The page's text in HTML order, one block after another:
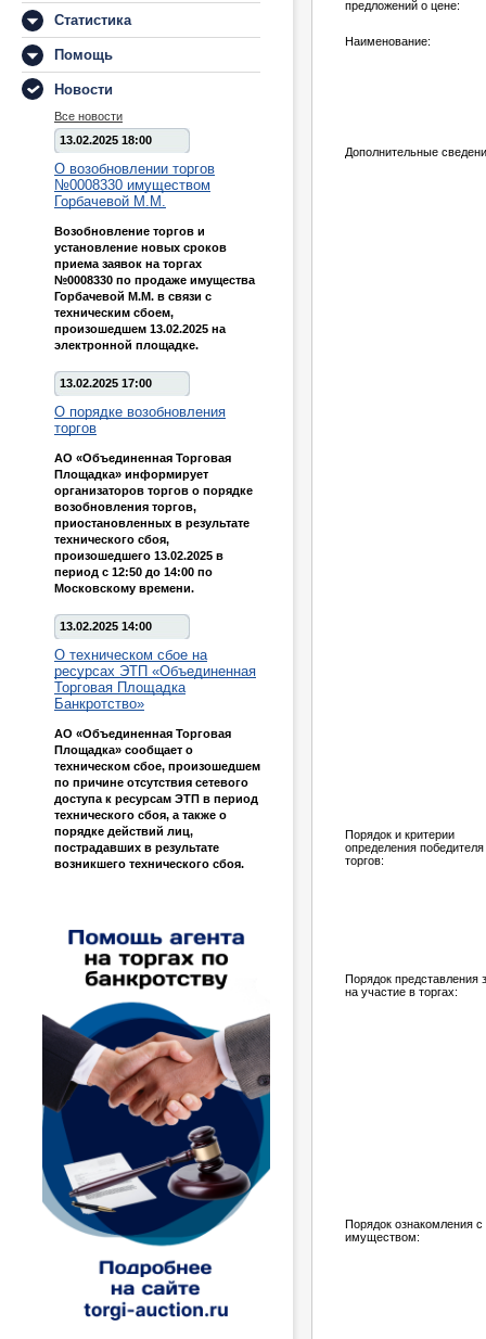
Статистика
Помощь
Новости
Все новости
13.02.2025 18:00
О возобновлении торгов
№0008330 имуществом
Горбачевой М.М.
Возобновление торгов и
установление новых сроков
приема заявок на торгах
№0008330 по продаже имущества
Горбачевой М.М. в связи с
техническим сбоем,
произошедшем 13.02.2025 на
электронной площадке.
13.02.2025 17:00
О порядке возобновления
торгов
АО «Объединенная Торговая
Площадка» информирует
организаторов торгов о порядке
возобновления торгов,
приостановленных в результате
технического сбоя,
произошедшего 13.02.2025 в
период с 12:50 до 14:00 по
Московскому времени.
13.02.2025 14:00
О техническом сбое на
ресурсах ЭТП «Объединенная
Торговая Площадка
Банкротство»
АО «Объединенная Торговая
Площадка» сообщает о
техническом сбое, произошедшем
по причине отсутствия сетевого
доступа к ресурсам ЭТП в период
технического сбоя, а также о
порядке действий лиц,
пострадавших в результате
возникшего технического сбоя.
предложений о цене:
Наименование:
Дополнительные
Порядок и критерии
определения победителя
торгов:
Порядок представления
на участие в торгах:
Порядок ознакомления с
имуществом: